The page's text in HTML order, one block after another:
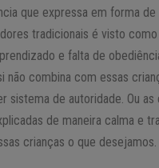
que expressa em forma
tradicionais é visto como
e falta de
não combina com essas
sistema de autoridade. Ou
de maneira calma e
crianças o que desejamos.